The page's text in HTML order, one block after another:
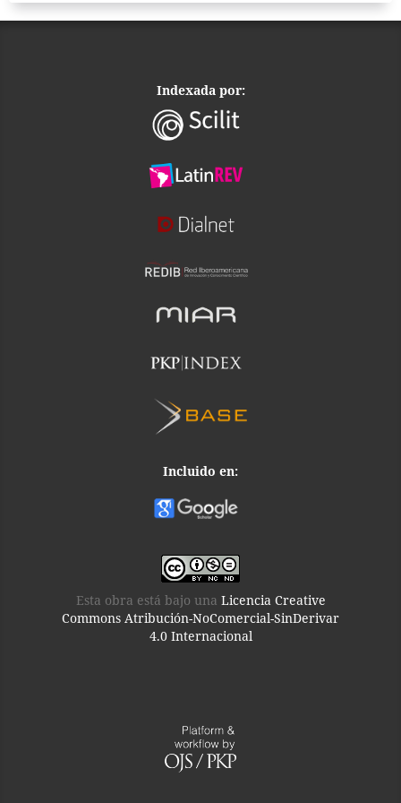
Indexada por:
Incluido en:
Esta obra está bajo una Licencia Creative
Commons Atribución-NoComercial-SinDerivar
4.0 Internacional